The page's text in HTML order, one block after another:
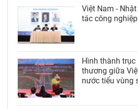
Việt Nam -
tác công
Hình thành trục
thương giữa
nước tiểu vùng